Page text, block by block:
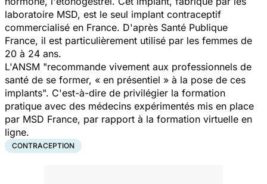
laboratoire MSD, est le seul implant contraceptif
commercialisé en France. D'après Santé Publique
France, il est particulièrement utilisé par les femmes de
20 à 24 ans.
L'ANSM "recommande vivement aux professionnels de
santé de se former, « en présentiel » à la pose de ces
implants". C'est-à-dire de privilégier la formation
pratique avec des médecins expérimentés mis en place
par MSD France, par rapport à la formation virtuelle en
ligne.
CONTRACEPTION